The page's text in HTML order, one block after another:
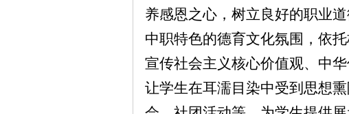
养感恩之心，树立良好的职业
中职特色的德育文化氛围， 依托
宣传社会主义核心价值观、中
让学生在耳濡目染中受到思想